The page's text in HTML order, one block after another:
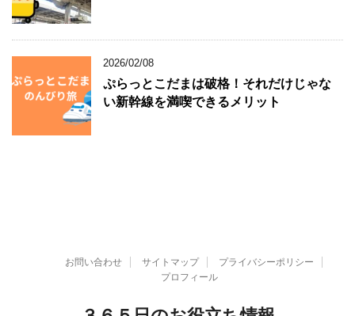
2026/02/08
ぷらっとこだまは破格！それだけじゃな
い新幹線を満喫できるメリット
お問い合わせ サイトマップ
プライバシーポリシー
プロフィール